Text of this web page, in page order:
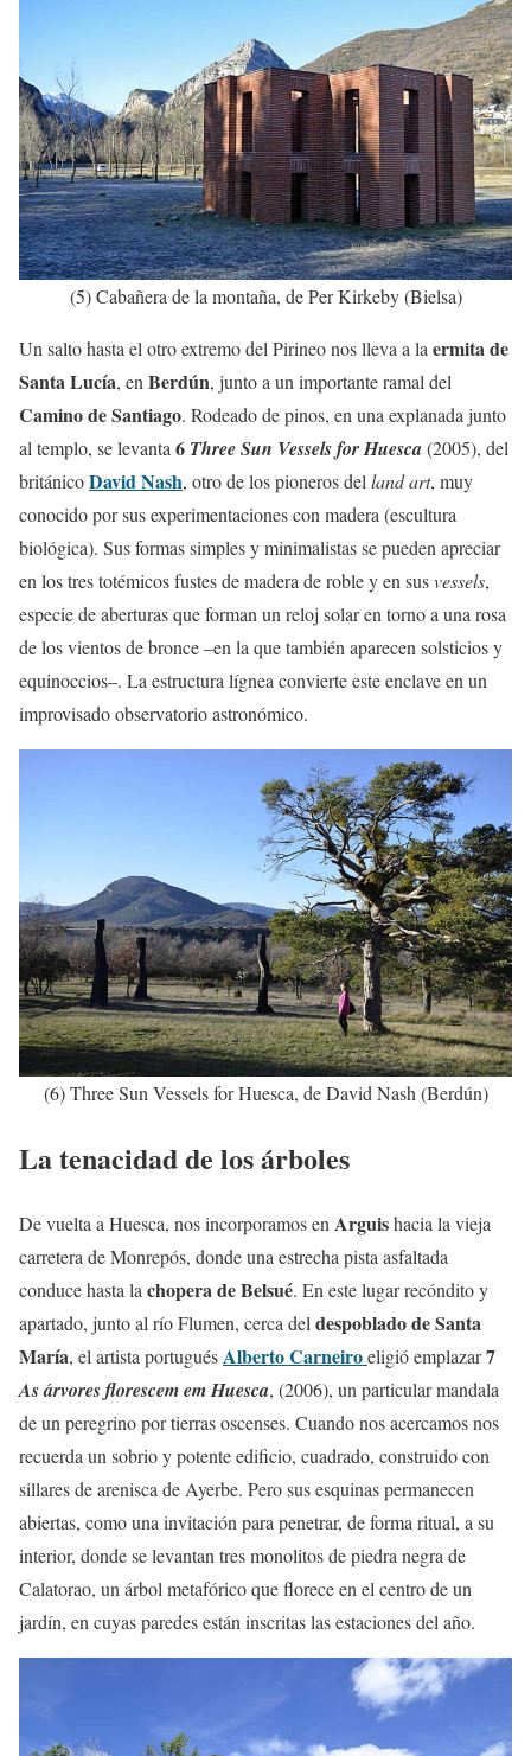
(5) Cabañera de la montaña, de Per Kirkeby (Bielsa)
Un salto hasta el otro extremo del Pirineo nos lleva a la ermita de
Santa Lucía, en Berdún, junto a un importante ramal del
Camino de Santiago. Rodeado de pinos, en una explanada junto
al templo, se levanta 6 Three Sun Vessels for Huesca(2005), del
británicoDavid Nash, otro de los pioneros del land art, muy
conocido por sus experimentaciones con madera (escultura
biológica). Sus formas simples y minimalistas se pueden apreciar
en los tres totémicos fustes de madera de roble y en susvessels,
especie de aberturas que forman un reloj solar en torno a una rosa
de los vientos de bronce –en la que también aparecen solsticios y
equinoccios–. La estructura lígnea convierte este enclave en un
improvisado observatorio astronómico.
(6) Three Sun Vessels for Huesca, de David Nash (Berdún)
La tenacidad de los árboles
De vuelta a Huesca, nos incorporamos en Arguishacia la vieja
carretera de Monrepós, donde una estrecha pista asfaltada
conduce hasta la chopera de Belsué. En este lugar recóndito y
apartado, junto al río Flumen, cerca del despoblado de Santa
María, el artista portuguésAlberto Carneiroeligió emplazar7
As árvores florescem em Huesca, (2006), un particular mandala
de un peregrino por tierras oscenses. Cuando nos acercamos nos
recuerda un sobrio y potente edificio, cuadrado, construido con
sillares de arenisca de Ayerbe. Pero sus esquinas permanecen
abiertas, como una invitación para penetrar, de forma ritual, a su
interior, donde se levantan tres monolitos de piedra negra de
Calatorao, un árbol metafórico que florece en el centro de un
jardín, en cuyas paredes están inscritas las estaciones del año.